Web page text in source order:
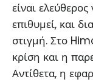
είναι
επιθυμεί, και
στιγμή. Στο
κρίση και η
Αντίθετα, η